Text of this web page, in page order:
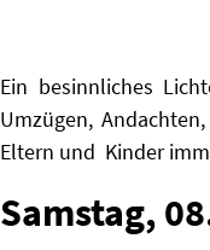
Ein besinnliches
Umzügen, Andachten,
Eltern und Kinder
Samstag,